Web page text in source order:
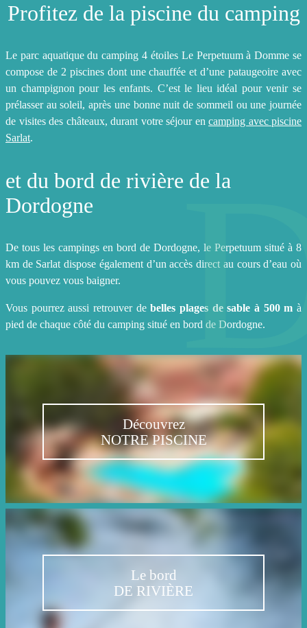
Profitez de la piscine du camping
Le parc aquatique du camping 4 étoiles Le Perpetuum à Domme se
compose de 2 piscines dont une chauffée et d’une pataugeoire avec
un champignon pour les enfants. C’est le lieu idéal pour venir se
prélasser au soleil, après une bonne nuit de sommeil ou une journée
de visites des châteaux, durant votre séjour en camping avec piscine
Sarlat.
et du bord de rivière de la
Dordogne
De tous les campings en bord de Dordogne, le Perpetuum situé à 8
km de Sarlat dispose également d’un accès direct au cours d’eau où
vous pouvez vous baigner.
Vous pourrez aussi retrouver debelles plages de sable à 500 m à
pied de chaque côté du camping situé en bord de Dordogne.
NOTRE PISCINE
Découvrez
DE RIVIÈRE
Le bord